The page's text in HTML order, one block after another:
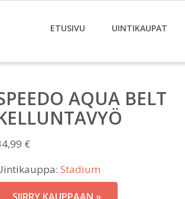
ETUSIVU UINTIKAUPAT
AQUA BELT
€
Stadium